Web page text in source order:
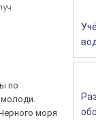
по
моря